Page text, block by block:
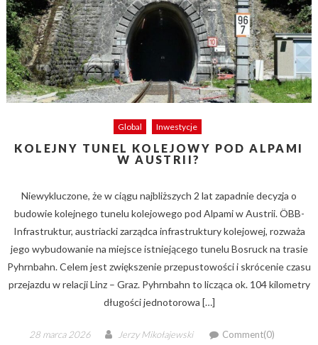
Global Inwestycje
KOLEJNY TUNEL KOLEJOWY POD ALPAMI
W AUSTRII?
Niewykluczone, że w ciągu najbliższych 2 lat zapadnie decyzja o
budowie kolejnego tunelu kolejowego pod Alpami w Austrii. ÖBB-
Infrastruktur, austriacki zarządca infrastruktury kolejowej, rozważa
jego wybudowanie na miejsce istniejącego tunelu Bosruck na trasie
Pyhrnbahn. Celem jest zwiększenie przepustowości i skrócenie czasu
przejazdu w relacji Linz – Graz. Pyhrnbahn to licząca ok. 104 kilometry
długości jednotorowa […]
Posted
28 marca 2026 Author
Jerzy Mikołajewski Comment(0)